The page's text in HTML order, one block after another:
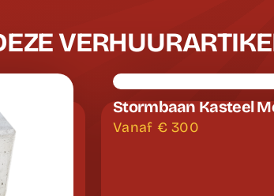
Stormbaan Kasteel
Vanaf €300